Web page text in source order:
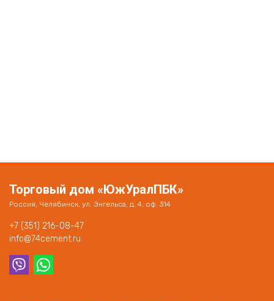
Торговый дом «ЮжУралПБК»
Россия, Челябинск, ул. Энгельса, д. 4, оф. 314
+7 (351) 216-08-47
info@74cement.ru